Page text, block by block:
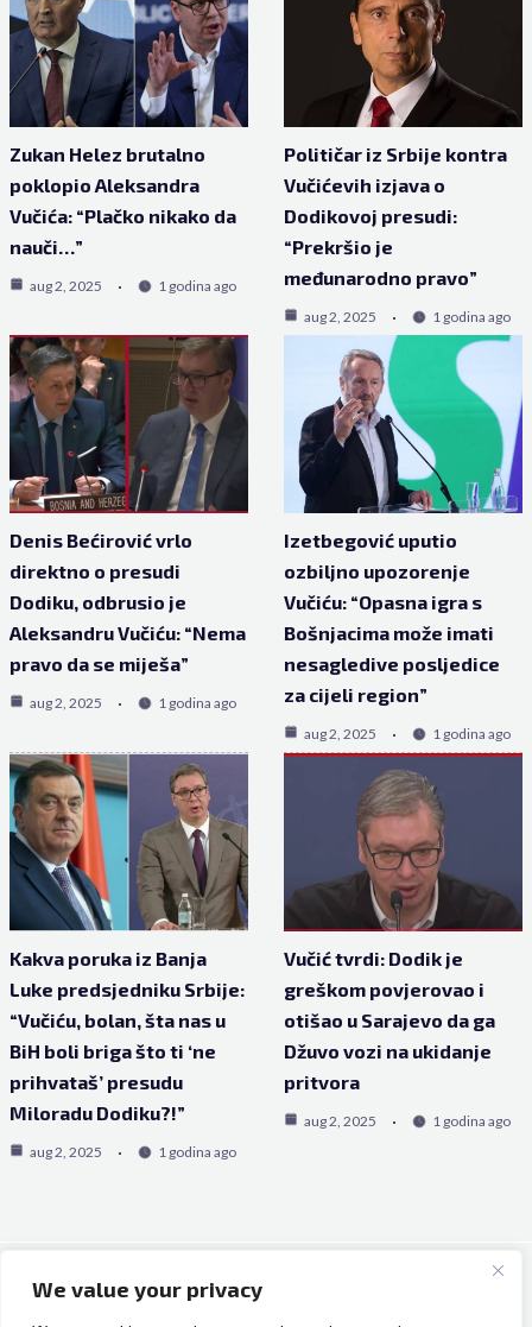
We value your privacy
Zukan Helez brutalno
poklopio Aleksandra
Vučića: “Plačko nikako da
nauči…”
aug 2, 2025 1 godina ago
Političar iz Srbije kontra
Vučićevih izjava o
Dodikovoj presudi:
“Prekršio je
međunarodno pravo”
aug 2, 2025 1 godina ago
Denis Bećirović vrlo
direktno o presudi
Dodiku, odbrusio je
Aleksandru Vučiću: “Nema
pravo da se miješa”
aug 2, 2025 1 godina ago
Izetbegović uputio
ozbiljno upozorenje
Vučiću: “Opasna igra s
Bošnjacima može imati
nesagledive posljedice
za cijeli region”
aug 2, 2025 1 godina ago
Kakva poruka iz Banja
Luke predsjedniku Srbije:
“Vučiću, bolan, šta nas u
BiH boli briga što ti ‘ne
prihvataš’ presudu
Miloradu Dodiku?!”
aug 2, 2025 1 godina ago
Vučić tvrdi: Dodik je
greškom povjerovao i
otišao u Sarajevo da ga
Džuvo vozi na ukidanje
pritvora
aug 2, 2025 1 godina ago
Copyright © 2026 Bh Dijaspora.